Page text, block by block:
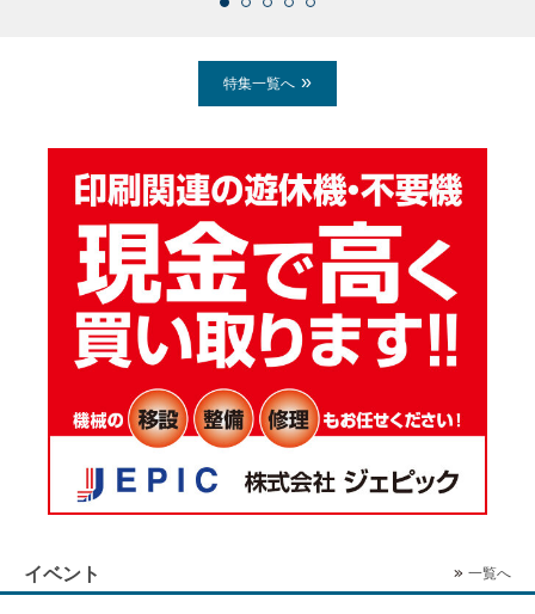
特集一覧へ
イベント 一覧へ